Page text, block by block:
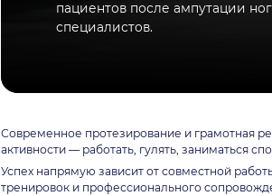
пациентов после ампутации
специалистов.
Современное протезирование и грамотная
активности — работать, гулять, заниматься
Успех напрямую зависит от совместной
тренировок и профессионального